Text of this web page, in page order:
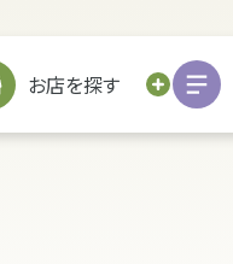
お店を探す
サイトメニューを見る
お近くのお店を探す